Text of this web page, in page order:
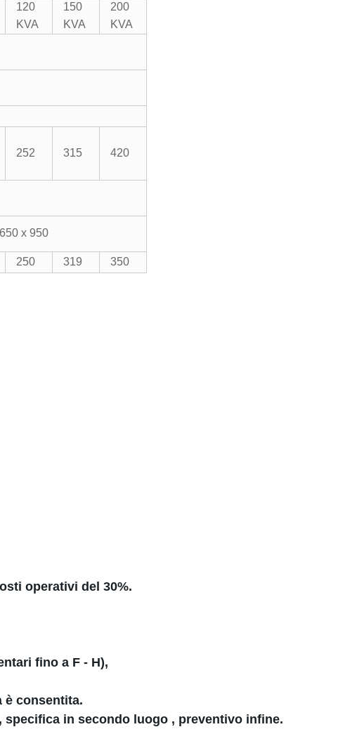
120
KVA
150
KVA
200
KVA
252 315 420
x 950
250 319 350
operativi del 30%.
fino a F - H),
consentita.
in secondo luogo , preventivo infine.